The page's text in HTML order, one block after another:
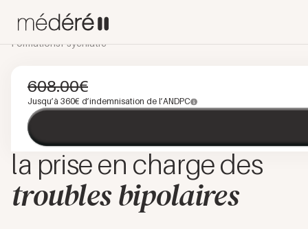
FormationsPsychiatre
Stratégies diagnostiques
et thérapeutiques dans
la prise en charge des
troubles bipolaires
608.00€
Jusqu’à 360€ d’indemnisation de l’ANDPC